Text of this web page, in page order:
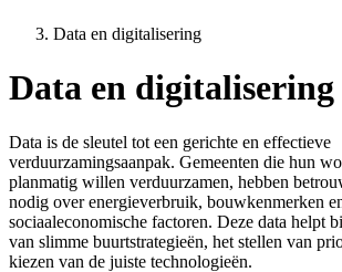
Data en digitalisering
Data en digitalisering
Data is de sleutel tot een gerichte en effectieve
verduurzamingsaanpak. Gemeenten die hun
planmatig willen verduurzamen, hebben
nodig over energieverbruik, bouwkenmerken
sociaaleconomische factoren. Deze data helpt
van slimme buurtstrategieën, het stellen van
kiezen van de juiste technologieën.